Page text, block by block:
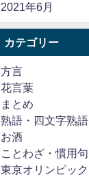
2021年6月
カテゴリー
方言
花言葉
まとめ
熟語・四文字熟語
お酒
ことわざ・慣用句
東京オリンピック